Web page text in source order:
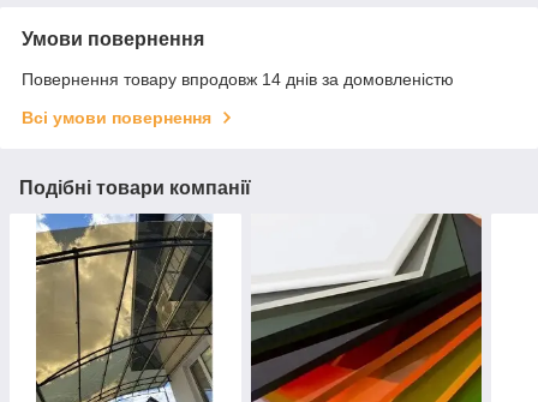
Умови повернення
Повернення товару впродовж 14 днів за домовленістю
Всі умови повернення
Подібні товари компанії